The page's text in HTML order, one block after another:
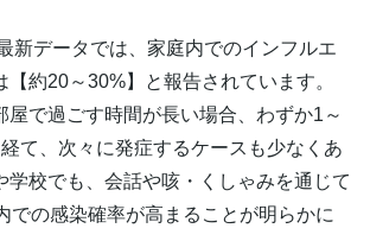
新データでは、家庭内でのインフルエ
【約20～30%】と報告されています。
屋で過ごす時間が長い場合、わずか1～
て、次々に発症するケースも少なくあ
学校でも、会話や咳・くしゃみを通じて
での感染確率が高まることが明らかに